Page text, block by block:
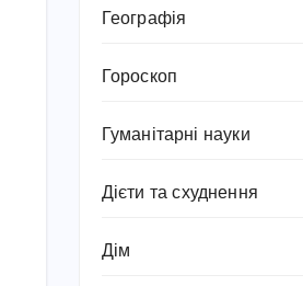
Географія
Гороскоп
Гуманітарні науки
Дієти та схуднення
Дім